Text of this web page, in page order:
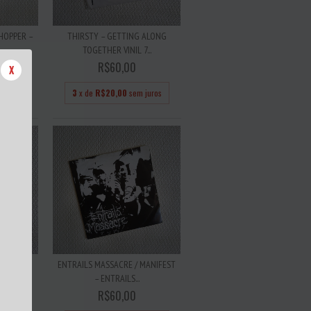
X
–
THIRSTY – GETTING ALONG
TOGETHER VINIL 7...
R$60,00
3 x de R$20,00 sem juros
7"
ENTRAILS MASSACRE / MANIFEST
– ENTRAILS...
R$60,00